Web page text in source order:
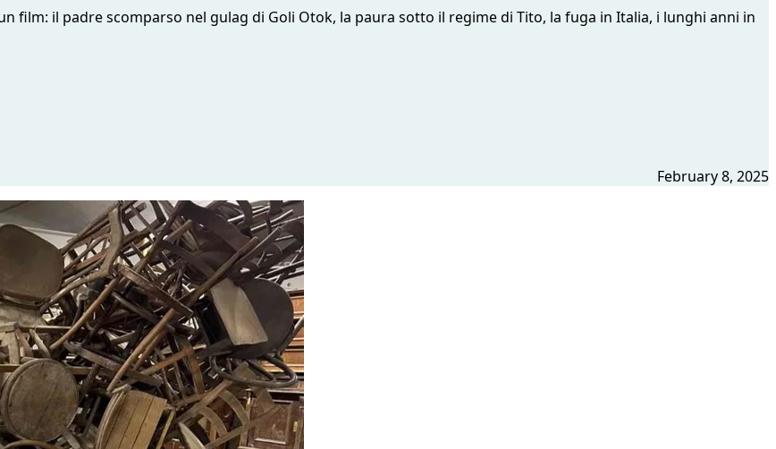
film: il padre scomparso nel gulag di Goli Otok, la paura sotto il regime di Tito, la fuga in Italia, i lunghi anni in
February 8, 2025